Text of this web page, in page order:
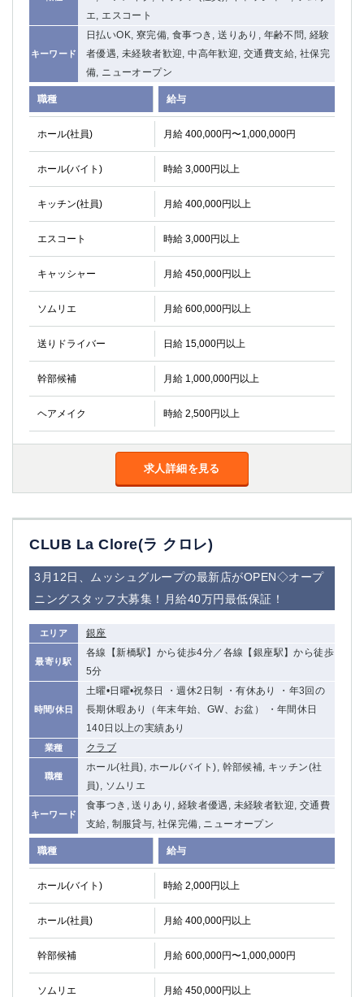
エ, エスコート
キーワード
日払いOK, 寮完備, 食事つき, 送りあり, 年齢不問, 経験
者優遇, 未経験者歓迎, 中高年歓迎, 交通費支給, 社保完
備, ニューオープン
職種 給与
ホール(社員) 月給 400,000円〜1,000,000円
ホール(バイト) 時給 3,000円以上
キッチン(社員) 月給 400,000円以上
エスコート 時給 3,000円以上
キャッシャー 月給 450,000円以上
ソムリエ 月給 600,000円以上
送りドライバー 日給 15,000円以上
幹部候補 月給 1,000,000円以上
ヘアメイク 時給 2,500円以上
求人詳細を見る
CLUB La Clore(ラ クロレ)
3月12日、ムッシュグループの最新店がOPEN◇オープ
ニングスタッフ大募集！月給40万円最低保証！
エリア 銀座
最寄り駅
各線【新橋駅】から徒歩4分／各線【銀座駅】から徒歩
5分
時間/休日
土曜•日曜•祝祭日 ・週休2日制 ・有休あり ・年3回の
長期休暇あり（年末年始、GW、お盆） ・年間休日
140日以上の実績あり
業種 クラブ
職種
ホール(社員), ホール(バイト), 幹部候補, キッチン(社
員), ソムリエ
キーワード
食事つき, 送りあり, 経験者優遇, 未経験者歓迎, 交通費
支給, 制服貸与, 社保完備, ニューオープン
職種 給与
ホール(バイト) 時給 2,000円以上
ホール(社員) 月給 400,000円以上
幹部候補 月給 600,000円〜1,000,000円
ソムリエ 月給 450,000円以上